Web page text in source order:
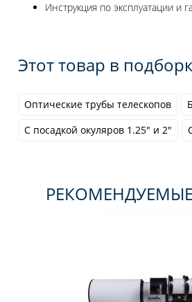
Инструкция по эксплуатации и
Этот товар в
Оптические трубы телескопов
С посадкой окуляров 1.25" и 2"